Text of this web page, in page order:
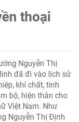
thoại
Nguyễn Thị
đã đi vào lịch sử
khí chất, tinh
bộ, hiện thân cho
Việt Nam. Như
Nguyễn Thị Định